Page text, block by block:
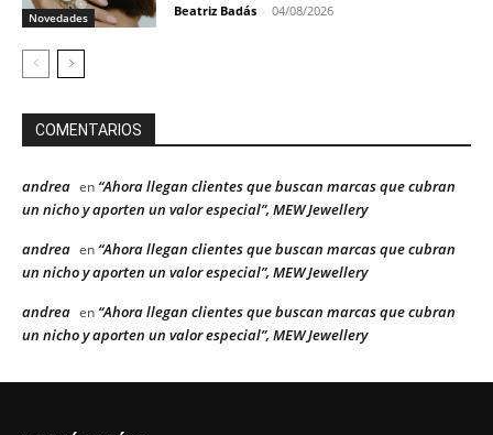
Novedades Beatriz Badás - 04/08/2026
COMENTARIOS
andrea en “Ahora llegan clientes que buscan marcas que cubran
un nicho y aporten un valor especial”, MEW Jewellery
andrea en “Ahora llegan clientes que buscan marcas que cubran
un nicho y aporten un valor especial”, MEW Jewellery
andrea en “Ahora llegan clientes que buscan marcas que cubran
un nicho y aporten un valor especial”, MEW Jewellery